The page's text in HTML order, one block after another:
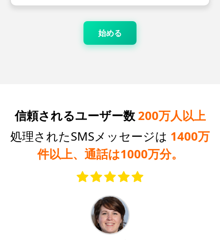
始める
信頼されるユーザー数 200万人以上
処理されたSMSメッセージは 1400万
件以上、通話は1000万分。